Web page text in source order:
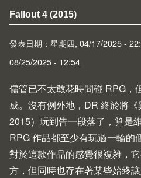
Fallout 4 (2015)
發表日期：星期四, 04/17/2025 -
08/25/2025 - 12:54
儘管已不太敢花時間碰 RPG，
成。沒有例外地，DR 終於將《
2015）玩到告一段落了，算是
RPG 作品都至少有玩過一輪的
對於這款作品的感覺很複雜，
方，但同時也存在著某些始終